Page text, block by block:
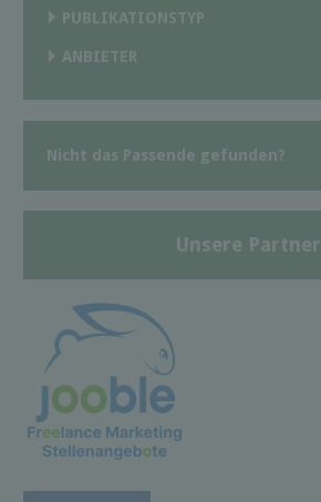
PUBLIKATIONSTYP
ANBIETER
Nicht das Passende gefunden?
Unsere Partner